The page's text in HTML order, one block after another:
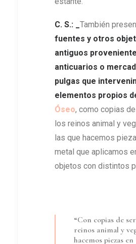
C. S.: _ También
fuentes y otros
antiguos
anticuarios o
pulgas que
elementos propios
Óseo, como copias
los reinos animal y
las que hacemos
metal que aplicamos
objetos con distintos
“Con copias de
reinos animal y
hacemos piezas